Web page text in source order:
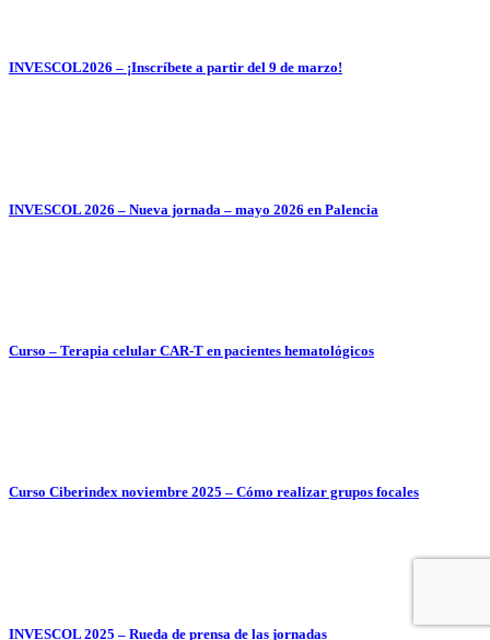
INVESCOL2026 – ¡Inscríbete a partir del 9 de marzo!
INVESCOL 2026 – Nueva jornada – mayo 2026 en Palencia
Curso – Terapia celular CAR-T en pacientes hematológicos
Curso Ciberindex noviembre 2025 – Cómo realizar grupos focales
INVESCOL 2025 – Rueda de prensa de las jornadas